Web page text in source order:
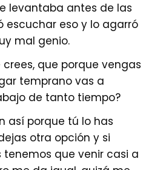
levantaba antes de las
escuchar eso y lo agarró
mal genio.
que porque vengas
temprano vas a
de tanto tiempo?
así porque tú lo has
otra opción y si
que venir casi a